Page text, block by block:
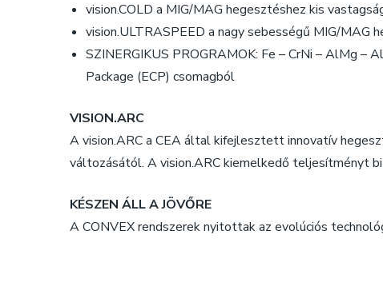
vision.COLD a MIG/MAG hegesztéshez kis
vision.ULTRASPEED a nagy sebességű MIG/MAG
SZINERGIKUS PROGRAMOK: Fe – CrNi – AlMg –
Package (ECP) csomagból
VISION.ARC
A vision.ARC a CEA által kifejlesztett innovatív
változásától. A vision.ARC kiemelkedő teljesítményt
KÉSZEN ÁLL A JÖVŐRE
A CONVEX rendszerek nyitottak az evolúciós